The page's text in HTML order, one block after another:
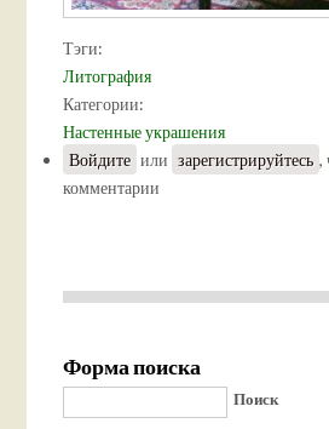
Тэги:
Литография
Категории:
Настенные украшения
Войдите или зарегистрируйтесь ,
комментарии
Форма поиска
Поиск